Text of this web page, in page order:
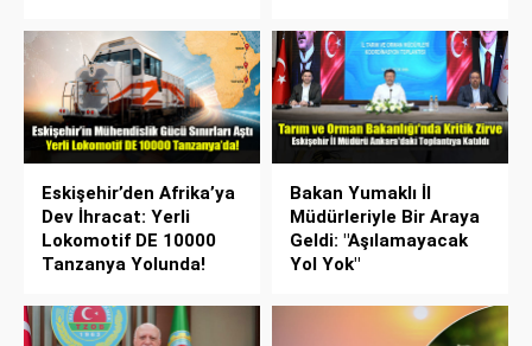
Eskişehir’den Afrika’ya
Dev İhracat: Yerli
Lokomotif DE 10000
Tanzanya Yolunda!
Bakan Yumaklı İl
Müdürleriyle Bir Araya
Geldi: "Aşılamayacak
Yol Yok"